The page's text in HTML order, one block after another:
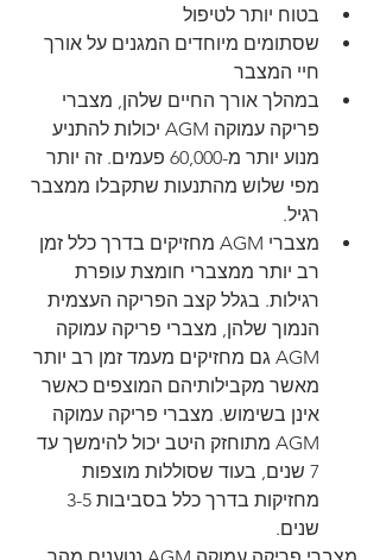
בטוח יותר לטיפול
שסתומים מיוחדים המגנים על אורך
חיי המצבר
במהלך אורך החיים שלהן, מצברי
פריקה עמוקה AGM יכולות להתניע
מנוע יותר מ-60,000 פעמים. זה יותר
מפי שלוש מהתנעות שתקבלו ממצבר
רגיל.
מצברי AGM מחזיקים בדרך כלל זמן
רב יותר ממצברי חומצת עופרת
רגילות. בגלל קצב הפריקה העצמית
הנמוך שלהן, מצברי פריקה עמוקה
AGM גם מחזיקים מעמד זמן רב יותר
מאשר מקבילותיהם המוצפים כאשר
אינן בשימוש. מצברי פריקה עמוקה
AGM מתוחזק היטב יכול להימשך עד
7 שנים, בעוד שסוללות מוצפות
שנים.